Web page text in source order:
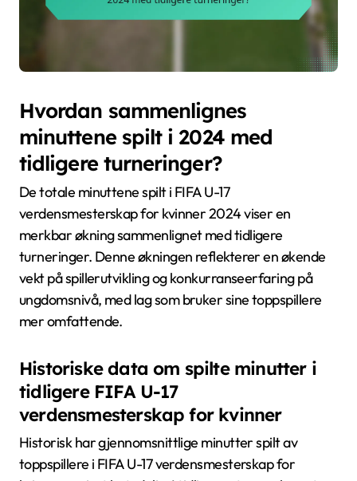
Hvordan sammenlignes
minuttene spilt i 2024 med
tidligere turneringer?
De totale minuttene spilt i FIFA U-17
verdensmesterskap for kvinner 2024 viser en
merkbar økning sammenlignet med tidligere
turneringer. Denne økningen reflekterer en økende
vekt på spillerutvikling og konkurranseerfaring på
ungdomsnivå, med lag som bruker sine toppspillere
mer omfattende.
Historiske data om spilte minutter i
tidligere FIFA U-17
verdensmesterskap for kvinner
Historisk har gjennomsnittlige minutter spilt av
toppspillere i FIFA U-17 verdensmesterskap for